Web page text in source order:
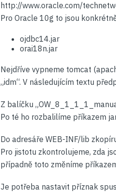
http://www.oracle.com/
Pro Oracle 10g to jsou
ojdbc14.jar
orai18n.jar
Nejdříve vypneme tomcat
„idm“. V následujícím textu
Z balíčku
Po té ho rozbalilíme příkazem
Do adresáře WEB-INF/lib
Pro jistotu zkontrolujeme, zda
případně toto změníme
Je potřeba nastavit příznak